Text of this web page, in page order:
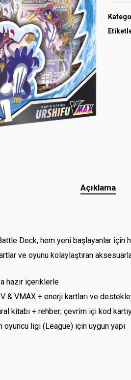
Açıklama
Deck, hem yeni başlayanlar
ve oyunu kolaylaştıran
hazır içeriklerle
& VMAX + enerji kartları ve
kitabı + rehber; çevrim içi kod
ligi (League) için uygun yapı